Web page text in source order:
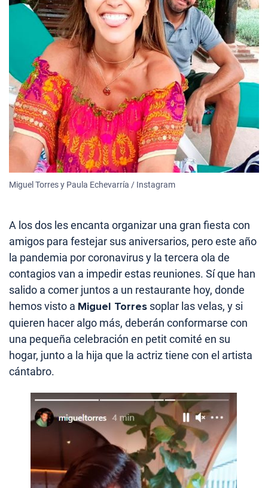
Miguel Torres y Paula Echevarría / Instagram
A los dos les encanta organizar una gran fiesta con
amigos para festejar sus aniversarios, pero este año
la pandemia por coronavirus y la tercera ola de
contagios van a impedir estas reuniones. Sí que han
salido a comer juntos a un restaurante hoy, donde
hemos visto a Miguel Torres soplar las velas, y si
quieren hacer algo más, deberán conformarse con
una pequeña celebración en petit comité en su
hogar, junto a la hija que la actriz tiene con el artista
cántabro.